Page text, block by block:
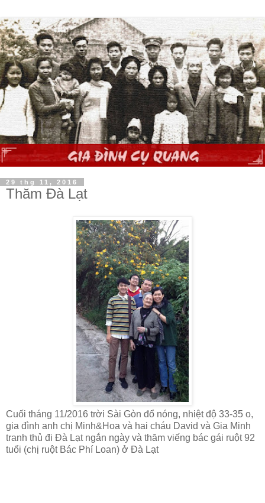
29 thg 11, 2016
Thăm Đà Lạt
Cuối tháng 11/2016 trời Sài Gòn đổ nóng, nhiệt độ 33-35 o,
gia đình anh chị Minh&Hoa và hai cháu David và Gia Minh
tranh thủ đi Đà Lạt ngắn ngày và thăm viếng bác gái ruột 92
tuổi (chị ruột Bác Phí Loan) ở Đà Lạt